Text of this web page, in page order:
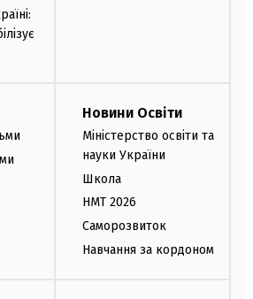
Новини Освіти
Міністерство освіти та
науки України
Школа
НМТ 2026
Саморозвиток
Навчання за кордоном